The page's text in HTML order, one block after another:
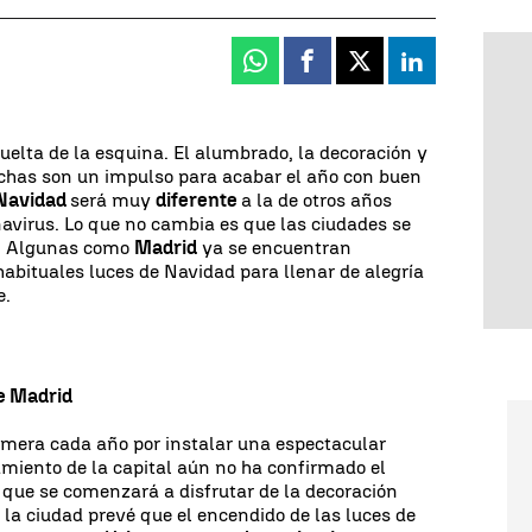
Whatsapp
Facebook
X Linkedin
de la esquina. El alumbrado, la decoración y
son un impulso para acabar el año con buen
será muydiferente a la de otros años
Lo que no cambia es que las ciudades se
como Madrid ya se encuentran
luces de Navidad para llenar de alegría
Madrid
cada año por instalar una espectacular
de la capital aún no ha confirmado el
se comenzará a disfrutar de la decoración
ciudad prevé que el encendido de las luces de